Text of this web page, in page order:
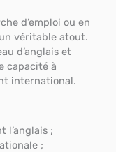
d’emploi ou en
véritable atout.
d’anglais et
capacité à
international.
l’anglais ;
;